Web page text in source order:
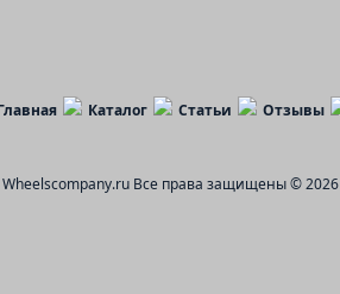
Каталог Статьи Отзывы
Wheelscompany.ru Все права защищены © 2026